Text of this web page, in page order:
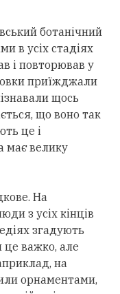
ботанічний
в усіх стадіях
і повторював у
приїжджали
щось
що воно так
це і
має велику
На
з усіх кінців
згадують
це важко, але
на
орнаментами,